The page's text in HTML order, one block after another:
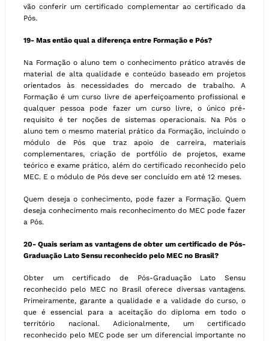
vão conferir um certificado complementar ao certificado da
Pós.
19- Mas então qual a diferença entre Formação e Pós?
Na Formação o aluno tem o conhecimento prático através de
material de alta qualidade e conteúdo baseado em projetos
orientados às necessidades do mercado de trabalho. A
Formação é um curso livre de aperfeiçoamento profissional e
qualquer pessoa pode fazer um curso livre, o único pré-
requisito é ter noções de sistemas operacionais. Na Pós o
aluno tem o mesmo material prático da Formação, incluindo o
módulo de Pós que traz apoio de carreira, materiais
complementares, criação de portfólio de projetos, exame
teórico e exame prático, além do certificado reconhecido pelo
MEC. E o módulo de Pós deve ser concluído em até 12 meses.
Quem deseja o conhecimento, pode fazer a Formação. Quem
deseja conhecimento mais reconhecimento do MEC pode fazer
a Pós.
20-Quais seriam as vantagens de obter um certificado de Pós-
Graduação Lato Sensu reconhecido pelo MEC no Brasil?
Obter um certificado de Pós-Graduação Lato Sensu
reconhecido pelo MEC no Brasil oferece diversas vantagens.
Primeiramente, garante a qualidade e a validade do curso, o
que é essencial para a aceitação do diploma em todo o
território nacional. Adicionalmente, um certificado
reconhecido pelo MEC pode ser um diferencial importante no